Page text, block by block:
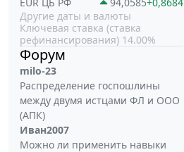
Другие даты и валюты
Ключевая ставка (ставка
рефинансирования) 14.00%
Форум
milo-23
Распределение госпошлины
между двумя истцами ФЛ и ООО
(АПК)
Иван2007
Можно ли применить навыки